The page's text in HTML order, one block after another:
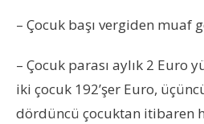
– Çocuk başı vergiden muaf
– Çocuk parası aylık 2 Euro
iki çocuk 192’şer Euro,
dördüncü çocuktan itibaren